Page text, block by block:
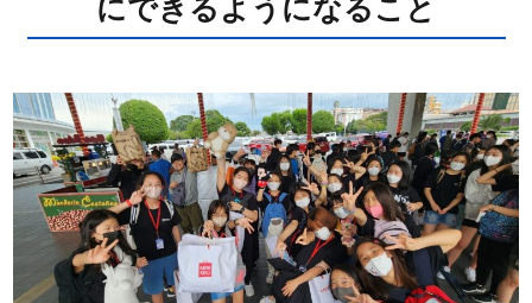
にできるようになること